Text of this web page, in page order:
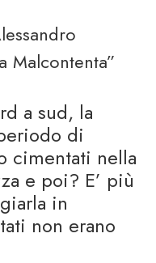
Malcontenta”
a sud, la
di
cimentati nella
e poi? E’ più
in
non erano